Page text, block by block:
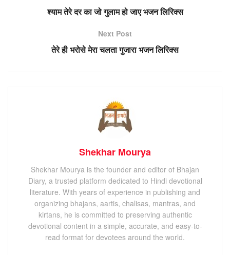
श्याम तेरे दर का जो गुलाम हो जाए भजन लिरिक्स
Next Post
तेरे ही भरोसे मेरा चलता गुजारा भजन लिरिक्स
Shekhar Mourya
Shekhar Mourya is the founder and editor of Bhajan
Diary, a trusted platform dedicated to Hindi devotional
literature. With years of experience in publishing and
organizing bhajans, aartis, chalisas, mantras, and
kirtans, he is committed to preserving authentic
devotional content in a simple, accurate, and easy-to-
read format for devotees around the world.